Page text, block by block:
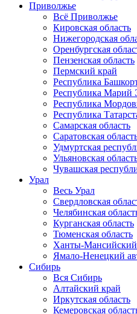
Приволжье
Всё Приволжье
Кировская область
Нижегородская
Оренбургская
Пензенская область
Пермский край
Республика
Республика Марий
Республика
Республика
Самарская область
Саратовская
Удмуртская
Ульяновская
Чувашская
Урал
Весь Урал
Свердловская
Челябинская
Курганская область
Тюменская область
Ханты-
Ямало-Ненецкий
Сибирь
Вся Сибирь
Алтайский край
Иркутская область
Кемеровская